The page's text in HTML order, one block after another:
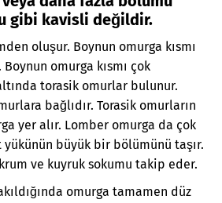
gibi kavisli değildir.
oluşur. Boynun omurga kısmı
omurga kısmı çok
torasik omurlar bulunur.
bağlıdır. Torasik omurların
yer alır. Lomber omurga da çok
büyük bir bölümünü taşır.
ve kuyruk sokumu takip eder.
omurga tamamen düz